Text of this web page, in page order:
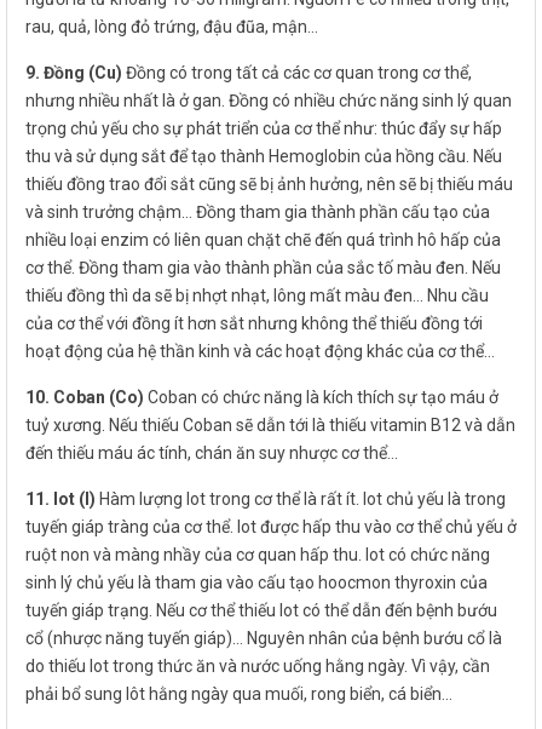
rau, quả, lòng đỏ trứng, đậu đũa, mận…
9. Đồng (Cu) Đồng có trong tất cả các cơ quan trong cơ thể,
nhưng nhiều nhất là ở gan. Đồng có nhiều chức năng sinh lý quan
trọng chủ yếu cho sự phát triển của cơ thể như: thúc đẩy sự hấp
thu và sử dụng sắt để tạo thành Hemoglobin của hồng cầu. Nếu
thiếu đồng trao đổi sắt cũng sẽ bị ảnh hưởng, nên sẽ bị thiếu máu
và sinh trưởng chậm… Đồng tham gia thành phần cấu tạo của
nhiều loại enzim có liên quan chặt chẽ đến quá trình hô hấp của
cơ thể. Đồng tham gia vào thành phần của sắc tố màu đen. Nếu
thiếu đồng thì da sẽ bị nhợt nhạt, lông mất màu đen… Nhu cầu
của cơ thể với đồng ít hơn sắt nhưng không thể thiếu đồng tới
hoạt động của hệ thần kinh và các hoạt động khác của cơ thể…
10. Coban (Co) Coban có chức năng là kích thích sự tạo máu ở
tuỷ xương. Nếu thiếu Coban sẽ dẫn tới là thiếu vitamin B12 và dẫn
đến thiếu máu ác tính, chán ăn suy nhược cơ thể…
11. Iot (I) Hàm lượng Iot trong cơ thể là rất ít. Iot chủ yếu là trong
tuyến giáp tràng của cơ thể. Iot được hấp thu vào cơ thể chủ yếu ở
ruột non và màng nhầy của cơ quan hấp thu. Iot có chức năng
sinh lý chủ yếu là tham gia vào cấu tạo hoocmon thyroxin của
tuyến giáp trạng. Nếu cơ thể thiếu Iot có thể dẫn đến bệnh bướu
cổ (nhược năng tuyến giáp)… Nguyên nhân của bệnh bướu cổ là
do thiếu Iot trong thức ăn và nước uống hằng ngày. Vì vậy, cần
phải bổ sung Iôt hằng ngày qua muối, rong biển, cá biển…